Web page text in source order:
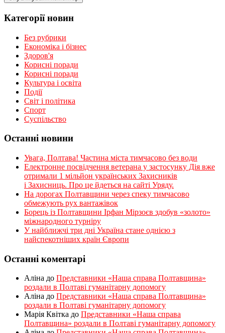
Категорії новин
Без рубрики
Економіка і бізнес
Здоров'я
Корисні поради
Корисні поради
Культура і освіта
Події
Світ і політика
Спорт
Суспільство
Останні новини
Увага, Полтава! Частина міста тимчасово без води
Електронне посвідчення ветерана у застосунку Дія вже
отримали 1 мільйон українських Захисників
і Захисниць. Про це йдеться на сайті Уряду.
На дорогах Полтавщини через спеку тимчасово
обмежують рух вантажівок
Борець із Полтавщини Ірфан Мірзоєв здобув «золото»
міжнародного турніру
​У найближчі три дні Україна стане однією з
найспекотніших країн Європи
Останні коментарі
Аліна до Представники «Наша справа Полтавщина»
роздали в Полтаві гуманітарну допомогу
Аліна до Представники «Наша справа Полтавщина»
роздали в Полтаві гуманітарну допомогу
Марія Квітка до Представники «Наша справа
Полтавщина» роздали в Полтаві гуманітарну допомогу